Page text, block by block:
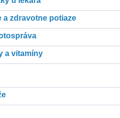
zdravotne potiaze
a vitamíny